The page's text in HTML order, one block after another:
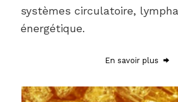
systèmes circulatoire,
énergétique.
En savoir plus